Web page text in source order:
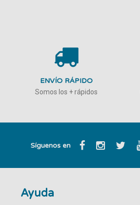
ENVÍO RÁPIDO
Somos los + rápidos
Síguenos en
Ayuda